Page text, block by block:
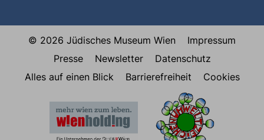
© 2026 Jüdisches Museum Wien
Impressum
Presse
Newsletter
Datenschutz
Alles auf einen Blick
Barrierefreiheit Cookies